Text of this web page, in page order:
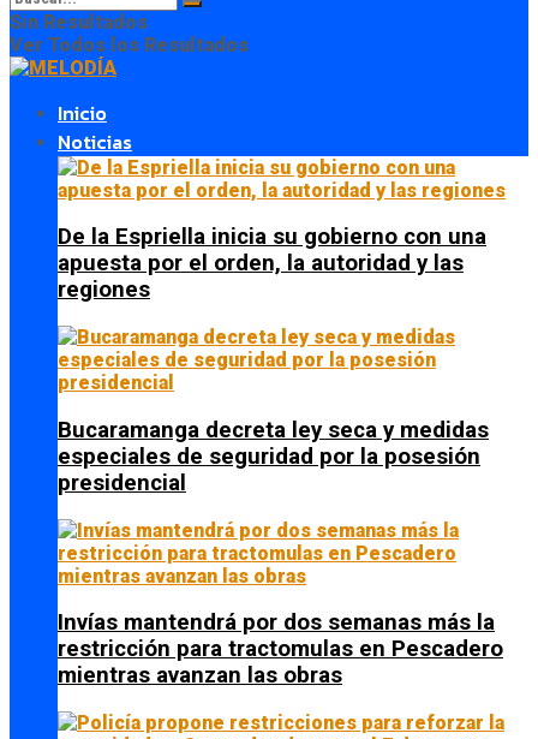
Sin Resultados
Ver Todos los Resultados
Inicio
Noticias
De la Espriella inicia su gobierno con una
apuesta por el orden, la autoridad y las
regiones
Bucaramanga decreta ley seca y medidas
especiales de seguridad por la posesión
presidencial
Invías mantendrá por dos semanas más la
restricción para tractomulas en Pescadero
mientras avanzan las obras